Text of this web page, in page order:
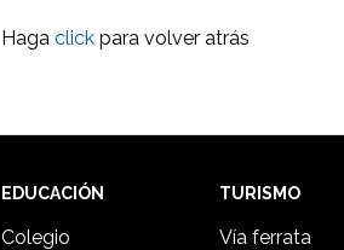
Haga click para volver atrás
Footer
EDUCACIÓN
Colegio
TURISMO
Vía ferrata